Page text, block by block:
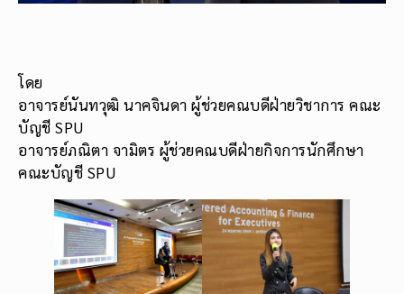
โดย
อาจารย์นันทวุฒิ นาคจินดา ผู้ช่วยคณบดีฝ่ายวิชาการ คณะ
บัญชี SPU
อาจารย์ภณิตา จามิตร ผู้ช่วยคณบดีฝ่ายกิจการนักศึกษา
คณะบัญชี SPU